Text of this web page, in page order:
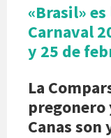
«Brasil»
Carnaval
y 25 de
La
pregonero
Canas son